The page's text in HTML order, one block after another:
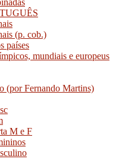
(p. cob.)
países
mundiais e europeus
(por Fernando Martins)
M e F